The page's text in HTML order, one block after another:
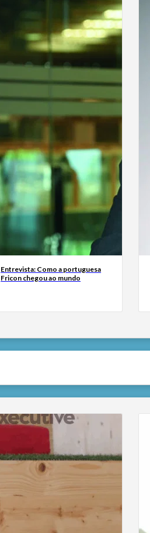
Entrevista: Como a portuguesa
Fricon chegou ao mundo